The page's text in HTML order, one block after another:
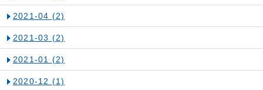
2021-04 (2)
2021-03 (2)
2021-01 (2)
2020-12 (1)